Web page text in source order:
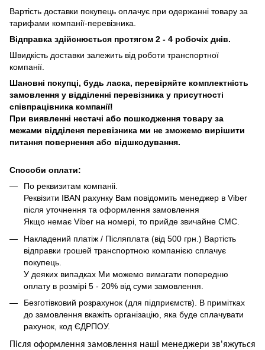
Вартість доставки покупець оплачує при одержанні товару за
тарифами компанії-перевізника.
Відправка здійснюється протягом 2 - 4 робочіх днів.
Швидкість доставки залежить від роботи транспортної
компанії.
Шановні покупці, будь ласка, перевіряйте комплектність
замовлення у відділенні перевізника у присутності
співпрацівника компанії!
При виявленні нестачі або пошкодження товару за
межами відділеня перевізника ми не зможемо вирішити
питання повернення або відшкодування.
Способи оплати:
По реквизитам компаніі.
Реквізити IBAN рахунку Вам повідомить менеджер в Viber
після уточнення та оформлення замовлення
Якщо немає Viber на номері, то прийде звичайне СМС.
Накладений платіж / Післяплата (від 500 грн.) Вартість
відправки грошей транспортною компанією сплачує
покупець.
У деяких випадках Ми можемо вимагати попередню
оплату в розмірі 5 - 20% від суми замовлення.
Безготівковий розрахунок (для підприємств). В примітках
до замовлення вкажіть організацію, яка буде сплачувати
рахунок, код ЄДРПОУ.
Після оформлення замовлення наші менеджери зв'яжуться